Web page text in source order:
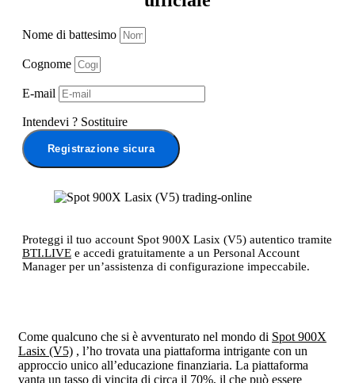
Proteggi il tuo account Spot 900X Lasix (V5) autentico tramite
BTI.LIVE e accedi gratuitamente a un Personal Account
Manager per un’assistenza di configurazione impeccabile.
Nome di battesimo
Cognome
E-mail
Intendevi ? Sostituire
Registrazione sicura
Come qualcuno che si è avventurato nel mondo di Spot 900X
Lasix (V5) , l’ho trovata una piattaforma intrigante con un
approccio unico all’educazione finanziaria. La piattaforma
vanta un tasso di vincita di circa il 70%, il che può essere